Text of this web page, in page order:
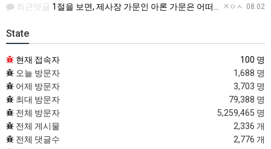
ㅈㅇㅅ 08.02
최근댓글 1절을 보면, 제사장 가문인 아론 가문은 어떠한 죄에 대하여 책임을 져야 했습니까? 공동번역으로 살펴보세요.…
State
현재 접속자
100 명
오늘 방문자
1,688 명
어제 방문자
3,703 명
최대 방문자
79,388 명
전체 방문자
5,259,465 명
전체 게시물
2,336 개
전체 댓글수
2,776 개